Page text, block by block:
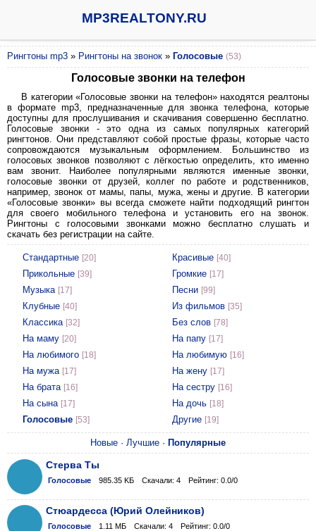
MP3REALTONY.RU
Рингтоны mp3 » Рингтоны на звонок » Голосовые (53)
Голосовые звонки на телефон
В категории «Голосовые звонки на телефон» находятся реалтоны
в формате mp3, предназначенные для звонка телефона, которые
доступны для прослушивания и скачивания совершенно бесплатно.
Голосовые звонки - это одна из самых популярных категорий
рингтонов. Они представляют собой простые фразы, которые часто
сопровождаются музыкальным оформлением. Большинство из
голосовых звонков позволяют с лёгкостью определить, кто именно
вам звонит. Наиболее популярными являются именные звонки,
голосовые звонки от друзей, коллег по работе и родственников,
например, звонок от мамы, папы, мужа, жены и другие. В категории
«Голосовые звонки» вы всегда сможете найти подходящий рингтон
для своего мобильного телефона и установить его на звонок.
Рингтоны с голосовыми звонками можно бесплатно слушать и
скачать без регистрации на сайте.
Стандартные [20] Красивые [40]
Прикольные [39] Громкие [17]
Музыка [17] Песни [99]
Клубные [40] Из фильмов [35]
Классика [32] Без слов [78]
На маму [20] На папу [17]
На любимого [18] На любимую [16]
На мужа [17] На жену [17]
На брата [16] На сестру [16]
На сына [17] На дочь [18]
Голосовые [53] Другие [19]
Новые · Лучшие · Популярные
Стерва Ты
Голосовые 985.35 KБ Скачали: 4 Рейтинг: 0.0/0
Стюардесса (Юрий Олейников)
Голосовые 1.11 МБ Скачали: 4 Рейтинг: 0.0/0